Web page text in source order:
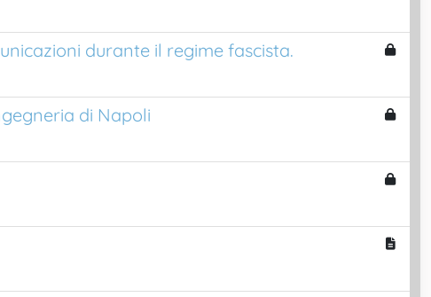
durante il regime fascista.
di Napoli